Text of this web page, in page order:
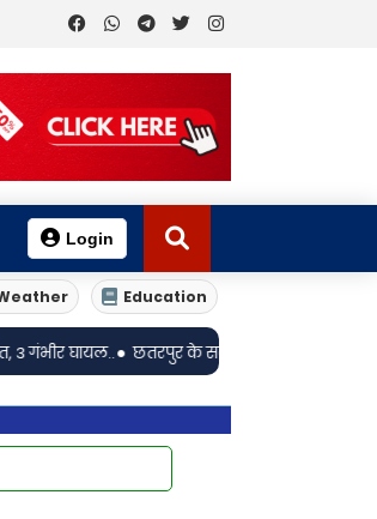
Login
Education
• छतरपुर के सरकारी स्कूल में टीवी पर फूहड़ गाने चलने